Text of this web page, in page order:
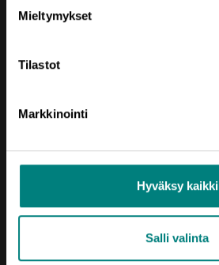
Mieltymykset
Tilastot
Markkinointi
Hyväksy kaikki
Salli valinta
Saavutettavuusseloste
Oikotie
AJANKOHTAISTA